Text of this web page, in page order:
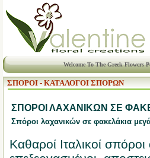
Welcome To The Greek Flowers
ΣΠΟΡΟΙ - ΚΑΤΑΛΟΓΟΙ ΣΠΟΡΩΝ
ΣΠΟΡΟΙ ΛΑΧΑΝΙΚΩΝ ΣΕ
Σπόροι λαχανικών σε φακελάκια
Καθαροί Ιταλικοί